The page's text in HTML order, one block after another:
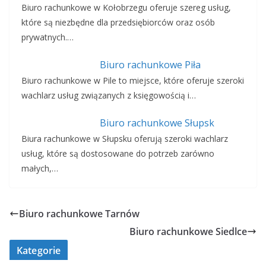
Biuro rachunkowe w Kołobrzegu oferuje szereg usług,
które są niezbędne dla przedsiębiorców oraz osób
prywatnych.…
Biuro rachunkowe Piła
Biuro rachunkowe w Pile to miejsce, które oferuje szeroki
wachlarz usług związanych z księgowością i…
Biuro rachunkowe Słupsk
Biura rachunkowe w Słupsku oferują szeroki wachlarz
usług, które są dostosowane do potrzeb zarówno
małych,…
Biuro rachunkowe Tarnów
Biuro rachunkowe Siedlce
Kategorie